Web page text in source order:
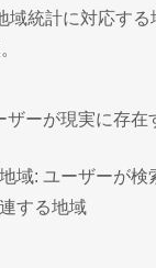
域統計に対応す
ザーが現実に存在
域: ユーザーが
する地域